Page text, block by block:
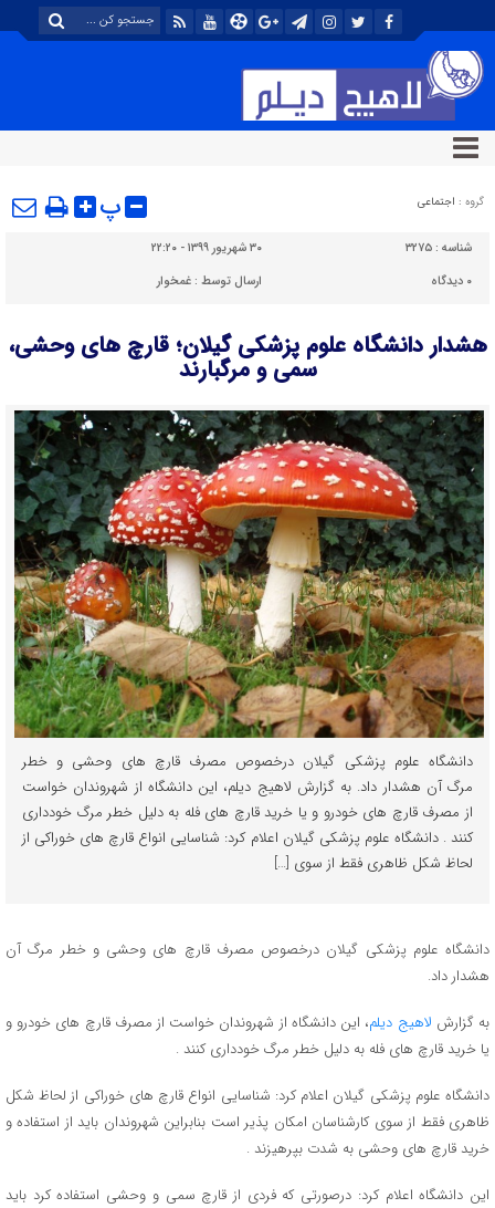
گروه : اجتماعی پ
شناسه : ۳۲۷۵
۳۰ شهریور ۱۳۹۹ - ۲۲:۲۰
۰ دیدگاه ارسال توسط :غمخوار
هشدار دانشگاه علوم پزشکی گیلان؛ قارچ های وحشی،
سمی و مرگبارند
دانشگاه علوم پزشکی گیلان درخصوص مصرف قارچ های وحشی و خطر
مرگ آن هشدار داد. به گزارش لاهیج دیلم، این دانشگاه از شهروندان خواست
از مصرف قارچ های خودرو و یا خرید قارچ های فله به دلیل خطر مرگ خودداری
کنند . دانشگاه علوم پزشکی گیلان اعلام کرد: شناسایی انواع قارچ های خوراکی از
لحاظ شکل ظاهری فقط از سوی […]
دانشگاه علوم پزشکی گیلان درخصوص مصرف قارچ های وحشی و خطر مرگ آن
هشدار داد.
به گزارش لاهیج دیلم، این دانشگاه از شهروندان خواست از مصرف قارچ های خودرو و
یا خرید قارچ های فله به دلیل خطر مرگ خودداری کنند .
دانشگاه علوم پزشکی گیلان اعلام کرد: شناسایی انواع قارچ های خوراکی از لحاظ شکل
ظاهری فقط از سوی کارشناسان امکان پذیر است بنابراین شهروندان باید از استفاده و
خرید قارچ های وحشی به شدت بپرهیزند .
این دانشگاه اعلام کرد: درصورتی که فردی از قارچ سمی و وحشی استفاده کرد باید